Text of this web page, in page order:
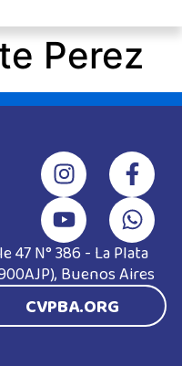
Perez
47 N° 386 - La Plata
Buenos Aires
CVPBA.ORG